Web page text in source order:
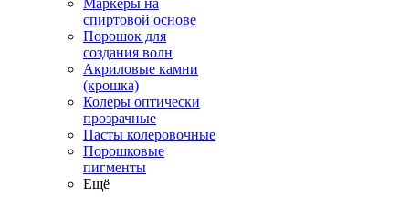
Маркеры на
спиртовой основе
Порошок для
создания волн
Акриловые камни
(крошка)
Колеры оптически
прозрачные
Пасты колеровочные
Порошковые
пигменты
Ещё